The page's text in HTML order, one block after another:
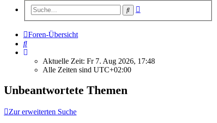
Suche
Foren-Übersicht
Suche
Aktuelle Zeit: Fr 7. Aug 2026, 17:48
Alle Zeiten sind UTC+02:00
Unbeantwortete Themen
Zur erweiterten Suche